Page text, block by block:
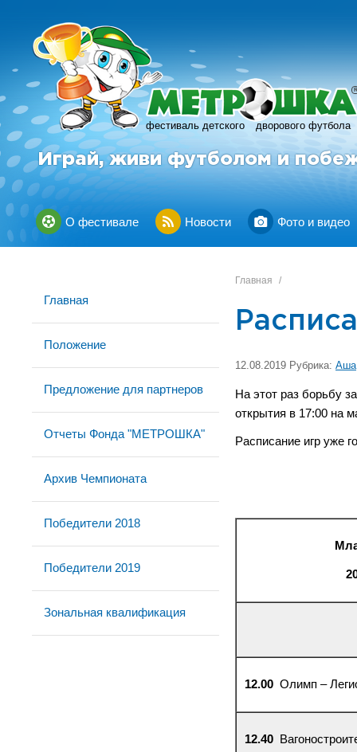
фестиваль детского дворового футбола
R
Играй, живи футболом и
О фестивале Новости Фото и видео
Главная
Положение
Предложение для партнеров
Отчеты Фонда "МЕТРОШКА"
Архив Чемпионата
Победители 2018
Победители 2019
Зональная квалификация
Главная /
12.08.2019 Рубрика: Аша
На этот раз борьбу
открытия в 17:00 на
Расписание игр уже
12.00 Олимп –
12.40